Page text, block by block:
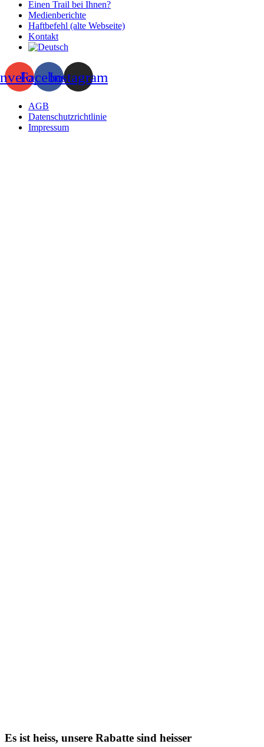
Einen Trail bei Ihnen?
Medienberichte
Haftbefehl (alte Webseite)
Kontakt
FacebookInstagram
AGB
Datenschutzrichtlinie
Impressum
Es ist heiss, unsere Rabatte sind heisser